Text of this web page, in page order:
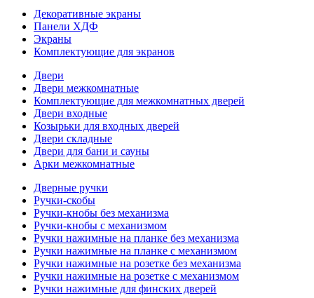
Декоративные экраны
Панели ХДФ
Экраны
Комплектующие для экранов
Двери
Двери межкомнатные
Комплектующие для межкомнатных дверей
Двери входные
Козырьки для входных дверей
Двери складные
Двери для бани и сауны
Арки межкомнатные
Дверные ручки
Ручки-скобы
Ручки-кнобы без механизма
Ручки-кнобы с механизмом
Ручки нажимные на планке без механизма
Ручки нажимные на планке с механизмом
Ручки нажимные на розетке без механизма
Ручки нажимные на розетке с механизмом
Ручки нажимные для финских дверей